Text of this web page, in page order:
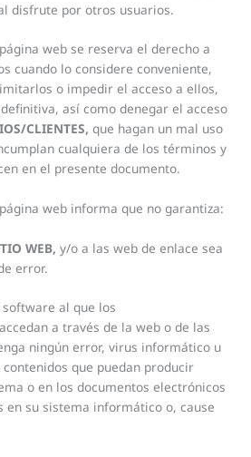
disfrute por otros usuarios.
web se reserva el derecho a
cuando lo considere conveniente,
o impedir el acceso a ellos,
así como denegar el acceso
CLIENTES,que hagan un mal uso
cualquiera de los términos y
en el presente documento.
web informa que no garantiza:
WEB, y/o a las web de enlace sea
error.
al que los
accedan a través de la web o de las
ningún error, virus informático u
que puedan producir
o en los documentos electrónicos
en su sistema informático o, cause